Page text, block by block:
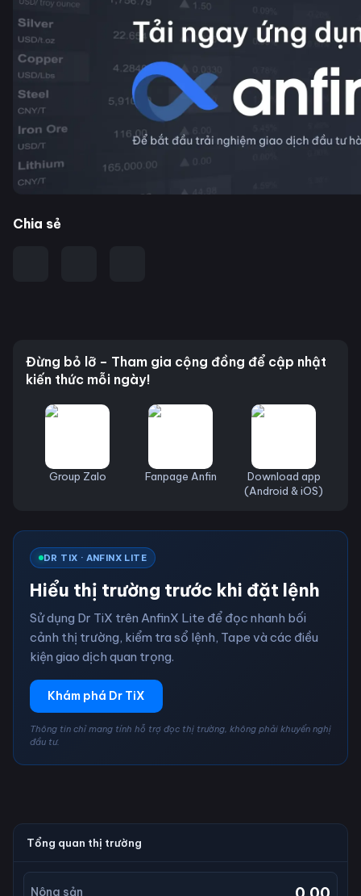
Chia sẻ
Đừng bỏ lỡ – Tham gia cộng đồng để cập nhật
kiến thức mỗi ngày!
Group Zalo Fanpage Anfin
Download app
(Android & iOS)
DR TIX · ANFINX LITE
Hiểu thị trường trước khi đặt lệnh
Sử dụng Dr TiX trên AnfinX Lite để đọc nhanh bối
cảnh thị trường, kiểm tra sổ lệnh, Tape và các điều
kiện giao dịch quan trọng.
Khám phá Dr TiX
Thông tin chỉ mang tính hỗ trợ đọc thị trường, không phải khuyến nghị
đầu tư.
Tổng quan thị trường
Nông sản